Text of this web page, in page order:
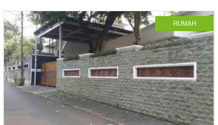
RUMAH